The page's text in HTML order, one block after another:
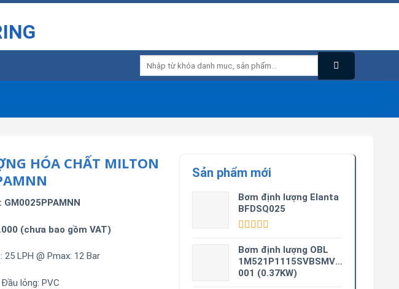
kiếm:
Sản phẩm mới
Bơm định lượng Elanta
BFDSQ025
hạng 5.005
sao
Bơm định lượng OBL
1M521P1115SVBSMV0M3-
001 (0.37KW)
HÓA CHẤT MILTON
GM0025PPAMNN
(chưa bao gồm VAT)
25 LPH @ Pmax: 12 Bar
Đầu lỏng: PVC